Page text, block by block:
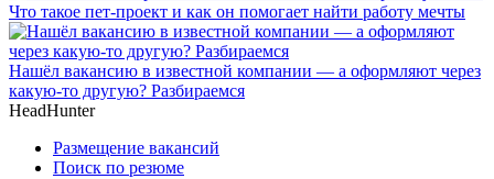
Что такое пет-проект и как он помогает найти работу мечты
Нашёл вакансию в известной компании — а оформляют через
какую-то другую? Разбираемся
HeadHunter
Размещение вакансий
Поиск по резюме